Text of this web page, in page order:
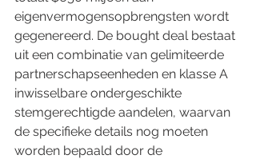
eigenvermogensopbrengsten wordt
gegenereerd. De bought deal bestaat
uit een combinatie van gelimiteerde
partnerschapseenheden en klasse A
inwisselbare ondergeschikte
stemgerechtigde aandelen, waarvan
de specifieke details nog moeten
worden bepaald door de